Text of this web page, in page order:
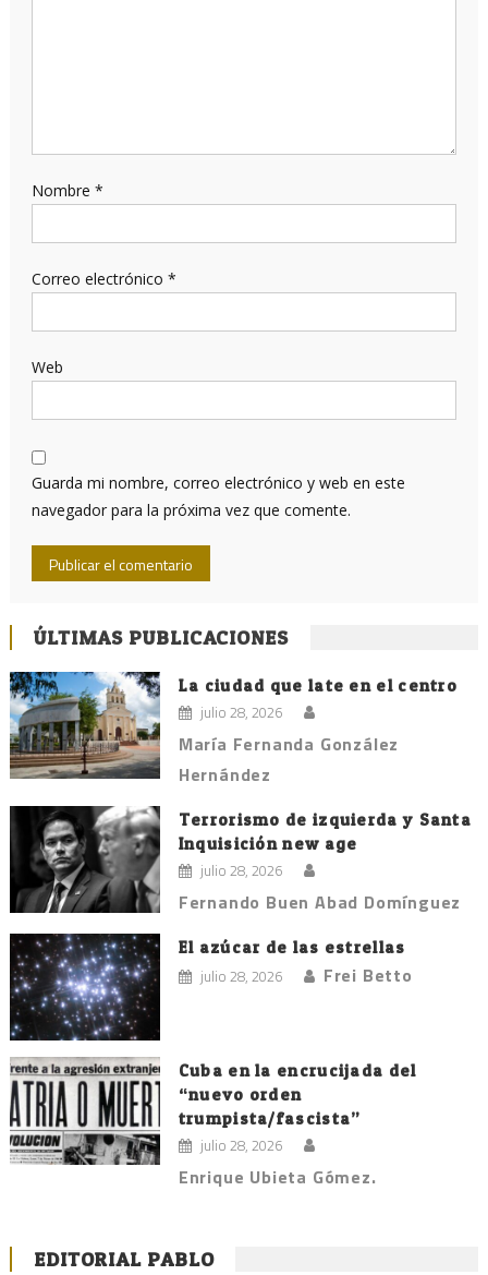
Nombre *
Correo electrónico *
Web
Guarda mi nombre, correo electrónico y web en este
navegador para la próxima vez que comente.
ÚLTIMAS PUBLICACIONES
La ciudad que late en el centro
julio 28, 2026
María Fernanda González
Hernández
Terrorismo de izquierda y Santa
Inquisición new age
julio 28, 2026
Fernando Buen Abad Domínguez
El azúcar de las estrellas
julio 28, 2026 Frei Betto
Cuba en la encrucijada del
“nuevo orden
trumpista/fascista”
julio 28, 2026
Enrique Ubieta Gómez.
EDITORIAL PABLO